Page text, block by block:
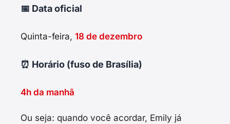
📅 Data oficial
Quinta-feira, 18 de dezembro
⏰ Horário (fuso de Brasília)
4h da manhã
Ou seja: quando você acordar, Emily já